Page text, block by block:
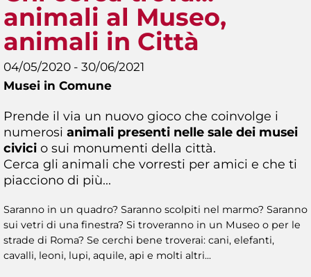
animali al Museo,
animali in Città
04/05/2020 - 30/06/2021
Musei in Comune
Prende il via un nuovo gioco che coinvolge i
numerosi animali presenti nelle sale dei musei
civici o sui monumenti della città.
Cerca gli animali che vorresti per amici e che ti
piacciono di più...
Saranno in un quadro? Saranno scolpiti nel marmo? Saranno
sui vetri di una finestra? Si troveranno in un Museo o per le
strade di Roma? Se cerchi bene troverai: cani, elefanti,
cavalli, leoni, lupi, aquile, api e molti altri...